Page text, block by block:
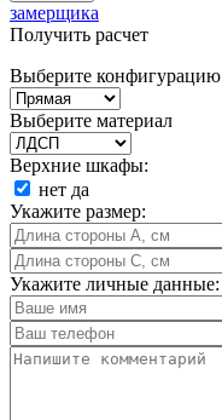
замерщика
Получить расчет
Выберите конфигурацию
Выберите материал
Верхние шкафы:
нет да
Укажите размер:
Укажите личные данные: